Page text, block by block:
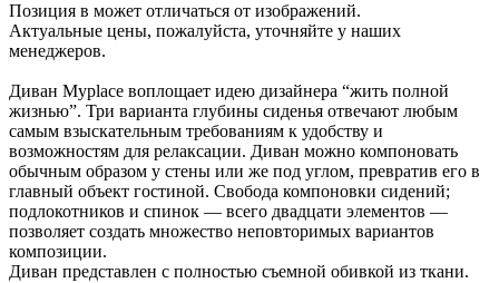
Позиция в может отличаться от изображений.
Актуальные цены, пожалуйста, уточняйте у наших
менеджеров.
Диван Myplace воплощает идею дизайнера “жить полной
жизнью”. Три варианта глубины сиденья отвечают любым
самым взыскательным требованиям к удобству и
возможностям для релаксации. Диван можно компоновать
обычным образом у стены или же под углом, превратив его в
главный объект гостиной. Свобода компоновки сидений;
подлокотников и спинок — всего двадцати элементов —
позволяет создать множество неповторимых вариантов
композиции.
Диван представлен с полностью съемной обивкой из ткани.